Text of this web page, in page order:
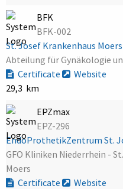
BFK
BFK-002
St. Josef Krankenhaus Moers
Abteilung für Gynäkologie
Certificate
Website
29,3 km
EPZmax
EPZ-296
EndoProthetikZentrum St.
GFO Kliniken Niederrhein -
Moers
Certificate
Website